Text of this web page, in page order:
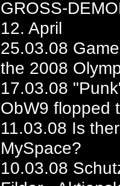
GROSS-
12. April
25.03.08
the 2008
17.03.08
ObW9 flopped
11.03.08 Is
MySpace?
10.03.08